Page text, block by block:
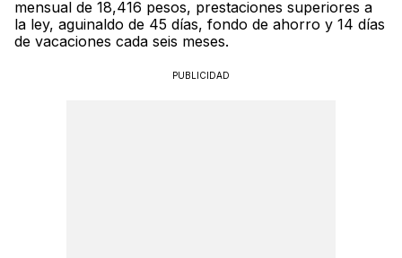
mensual de 18,416 pesos, prestaciones superiores a
la ley, aguinaldo de 45 días, fondo de ahorro y 14 días
de vacaciones cada seis meses.
PUBLICIDAD